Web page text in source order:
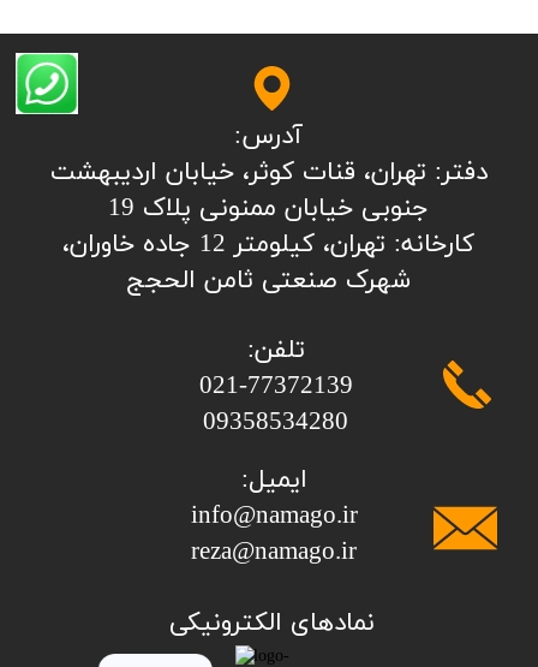
تلفن:
​​​​​​​021-77372139
​​​​​​​09358534280
آدرس:
​​​​​​​​دفتر: تهران، قنات کوثر، خیابان اردیبهشت
جنوبی خیابان ممنونی پلاک 19
کارخانه: تهران، کیلومتر 12 جاده خاوران،
شهرک صنعتی ثامن الحجج
ایمیل:
info@namago.ir
​​​​​​​reza@namago.ir
​نمادهای الکترونیکی